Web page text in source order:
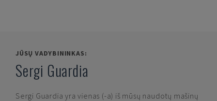
JŪSŲ VADYBININKAS:
Sergi Guardia
Sergi Guardia yra vienas (-a) iš mūsų naudotų mašinų